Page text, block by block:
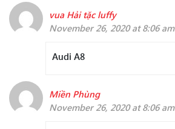
vua Hải tặc luffy
November 26, 2020 at 8:06 am
Audi A8
Miền Phùng
November 26, 2020 at 8:06 am